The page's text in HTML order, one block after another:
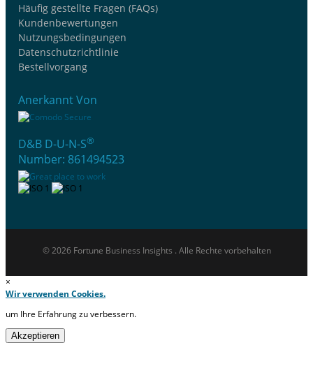
Häufig gestellte Fragen (FAQs)
Kundenbewertungen
Nutzungsbedingungen
Datenschutzrichtlinie
Bestellvorgang
Anerkannt Von
D&B D-U-N-S®
Number: 861494523
© 2026 Fortune Business Insights . Alle Rechte vorbehalten
×
Wir verwenden Cookies.
um Ihre Erfahrung zu verbessern.
Akzeptieren